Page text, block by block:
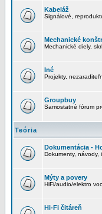
Kabeláž
Signálové,
Mechanické
Mechanické diely,
Iné
Projekty,
Groupbuy
Samostatné fórum
Teória
Dokumentácia -
Dokumenty, návody,
Mýty a povery
HiFi/audio/elektro
Hi-Fi čitáreň